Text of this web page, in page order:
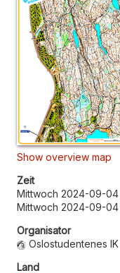
Show overview map
Zeit
Mittwoch 2024-09-04
Mittwoch 2024-09-04
Organisator
Oslostudentenes IK
Land